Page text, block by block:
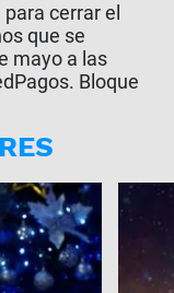
cerrar el
que se
mayo a las
Bloque